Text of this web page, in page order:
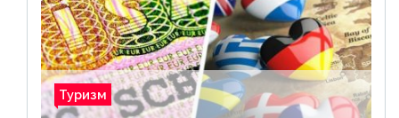
Туризм